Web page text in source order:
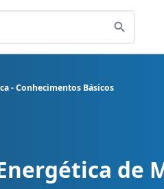
- Conhecimentos Básicos
Eletromecânica - de